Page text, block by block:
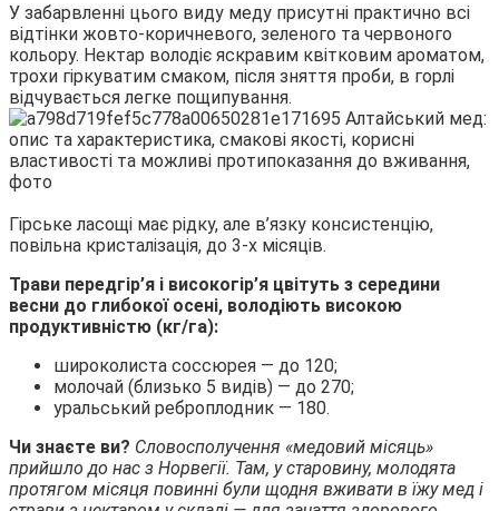
У забарвленні цього виду меду присутні практично всі
відтінки жовто-коричневого, зеленого та червоного
кольору. Нектар володіє яскравим квітковим ароматом,
трохи гіркуватим смаком, після зняття проби, в горлі
відчувається легке пощипування.
Гірське ласощі має рідку, але в’язку консистенцію,
повільна кристалізація, до 3-х місяців.
Трави передгір’я і високогір’я цвітуть з середини
весни до глибокої осені, володіють високою
продуктивністю (кг/га):
широколиста соссюрея — до 120;
молочай (близько 5 видів) — до 270;
уральський реброплодник — 180.
Чи знаєте ви? Словосполучення «медовий місяць»
прийшло до нас з Норвегії. Там, у старовину, молодята
протягом місяця повинні були щодня вживати в їжу мед і